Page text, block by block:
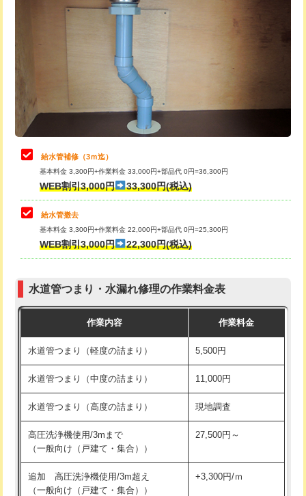
給水管工事※（ライニング鋼管・銅
管・ポリ管・HT管使用/3ｍ超え)
排水管工事（土の掘削・埋め戻し作
11,000円~
排水管工事（排水管工事/3ｍまで） 55,000円
排水管工事（追加 排水管工事/3ｍ超
マス交換（土の掘削・埋め戻し作業）
マス交換（深さ50㎝未満）
マス交換（深さ50㎝以上）
コンクリート斫り（厚さ10㎝まで）
モルタル補修（厚さ10㎝超え） 38,500円
洗面台設置 38,500円
化粧台設置 22,000円
追加人工 16,500円
廃棄・処分 現場見積
※給水管工事は20mmまでの価格です。
追加トーラー機使用/3m超え
8,800円
止水・漏水調査・防水処理・清掃・修
理・調整・分解・加工など（軽作業）
11,000円
止水・漏水調査・防水処理・清掃・修
理・調整・分解・加工など（中作業）
止水・漏水調査・防水処理・清掃・修
理・調整・分解・加工など（重作業）
33,000円
その他部品の脱着
交換・取付（タンク）
式）)
式・ワンホール）)
交換・取付(排水栓・排水トラップ
22,000円+材料費
持込商品取付（混合水栓）
持込商品取付（浄水器・分岐水栓） 16,500円
給水管補修（3ｍ迄）
基本料金 3,300円+作業料金 33,000円+部品代 0円=36,300円
WEB割引3,000円 33,300円(税込)
給水管撤去
基本料金 3,300円+作業料金 22,000円+部品代 0円=25,300円
WEB割引3,000円 22,300円(税込)
水道管つまり・水漏れ修理の作業料金表
作業内容 作業料金
水道管つまり（軽度の詰まり） 5,500円
水道管つまり（中度の詰まり） 11,000円
水道管つまり（高度の詰まり） 現地調査
高圧洗浄機使用/3mまで
（一般向け（戸建て・集合））
27,500円～
追加 高圧洗浄機使用/3m超え
（一般向け（戸建て・集合））
+3,300円/ｍ